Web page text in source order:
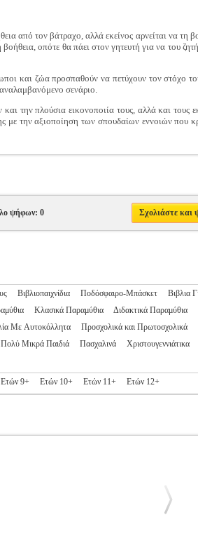
από τον βάτραχο, αλλά εκείνος αρνείται να τη
οπότε θα πάει στον γητευτή για να του
και ζώα προσπαθούν να πετύχουν τον στόχο
σενάριο.
την πλούσια εικονοποιία τους, αλλά και τους
με την αξιοποίηση των σπουδαίων εννοιών που
ψήφων: 0 Σχολιάστε και
Βιβλιοπαιχνίδια Ποδόσφαιρο-Μπάσκετ
Βιβλια
Κλασικά Παραμύθια
Διδακτικά Παραμύθια
Με Αυτοκόλλητα
Προσχολικά και Πρωτοσχολικά
Πολύ Μικρά Παιδιά Πασχαλινά Χριστουγεννιάτικα
Ετών 9+ Ετών 10+ Ετών 11+ Ετών 12+